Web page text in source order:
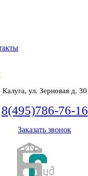
Калуга, ул. Зерновая д. 30
8(495)786-76-16
Заказать звонок